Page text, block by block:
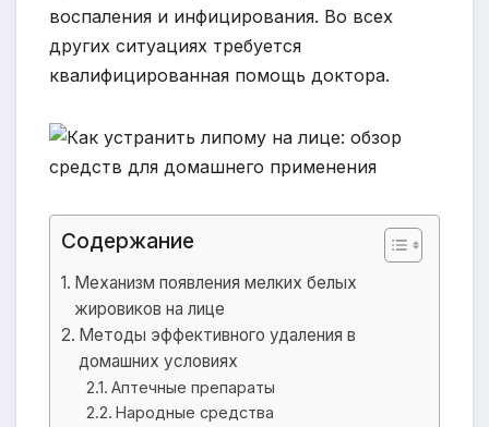
воспаления и инфицирования. Во всех
других ситуациях требуется
квалифицированная помощь доктора.
Содержание
Механизм появления мелких белых
жировиков на лице
Методы эффективного удаления в
домашних условиях
Аптечные препараты
Народные средства